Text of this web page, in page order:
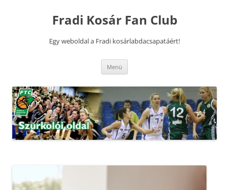
Fradi Kosár Fan Club
Egy weboldal a Fradi kosárlabdacsapatáért!
Menü